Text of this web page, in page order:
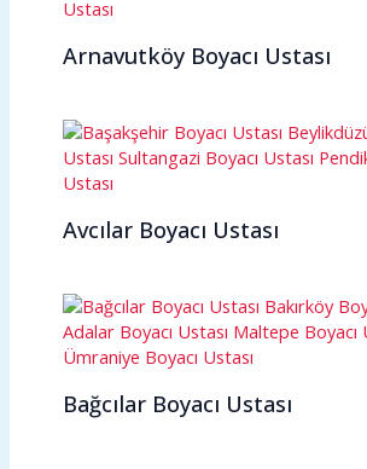
Arnavutköy Boyacı Ustası
Avcılar Boyacı Ustası
Bağcılar Boyacı Ustası